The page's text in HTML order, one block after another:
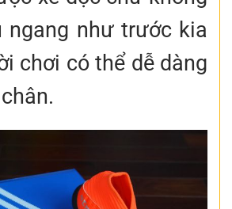
ngang như trước kia
chơi có thể dễ dàng